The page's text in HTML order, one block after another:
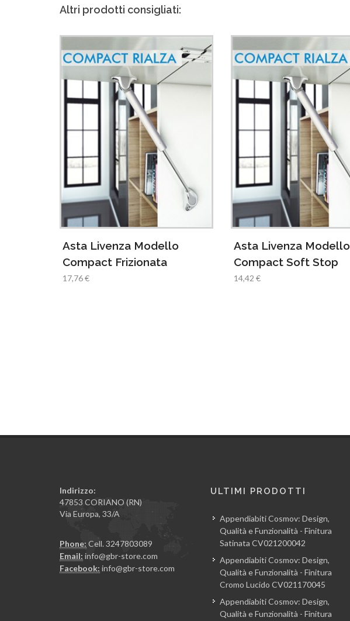
Altri prodotti consigliati:
Asta Livenza Modello
Compact Soft Stop
14,42 €
Asta Livenza Modello
Compact Per Anta A
Ribalta
Indirizzo:
47853 CORIANO (RN)
Via Europa, 33/A
Phone: Cell. 3247803089
Email: info@gbr-store.com
Facebook: info@gbr-store.com
ULTIMI PRODOTTI
Appendiabiti Cosmov: Design,
Qualità e Funzionalità - Finitura
Satinata CV021200042
Appendiabiti Cosmov: Design,
Qualità e Funzionalità - Finitura
Cromo Lucido CV021170045
Appendiabiti Cosmov: Design,
Qualità e Funzionalità - Finitura